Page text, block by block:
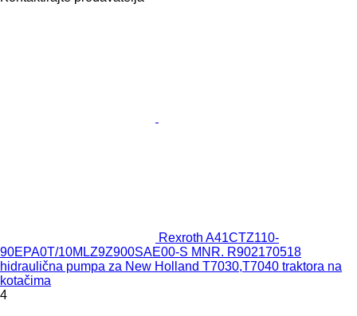
Rexroth A41CTZ110-
90EPA0T/10MLZ9Z900SAE00-S MNR. R902170518
hidraulična pumpa za New Holland T7030,T7040 traktora na
kotačima
4